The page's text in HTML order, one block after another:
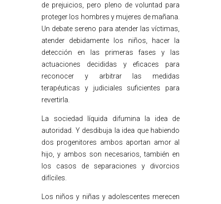
de prejuicios, pero pleno de voluntad para
proteger los hombres y mujeres de mañana.
Un debate sereno para atender las víctimas,
atender debidamente los niños, hacer la
detección en las primeras fases y las
actuaciones decididas y eficaces para
reconocer y arbitrar las medidas
terapéuticas y judiciales suficientes para
revertirla.
La sociedad líquida difumina la idea de
autoridad. Y desdibuja la idea que habiendo
dos progenitores ambos aportan amor al
hijo, y ambos son necesarios, también en
los casos de separaciones y divorcios
difíciles.
Los niños y niñas y adolescentes merecen